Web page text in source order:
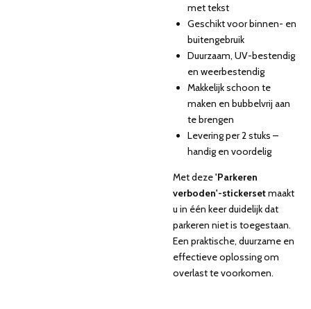
met tekst
Geschikt voor binnen- en
buitengebruik
Duurzaam, UV-bestendig
en weerbestendig
Makkelijk schoon te
maken en bubbelvrij aan
te brengen
Levering per 2 stuks –
handig en voordelig
Met deze'Parkeren
verboden'-stickersetmaakt
u in één keer duidelijk dat
parkeren niet is toegestaan.
Een praktische, duurzame en
effectieve oplossing om
overlast te voorkomen.